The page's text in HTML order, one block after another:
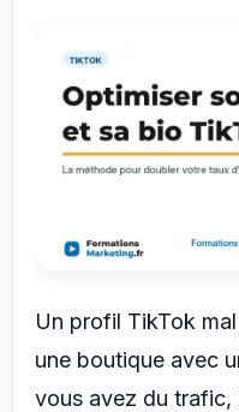
compte
pro
Instagram
Un profil TikTok
une boutique avec
vous avez du trafic,